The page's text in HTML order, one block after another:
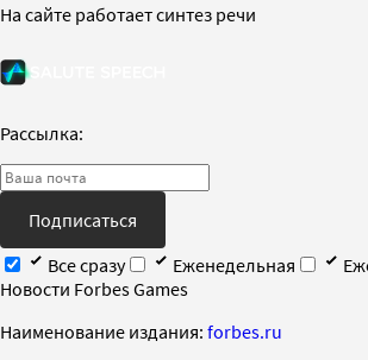
На сайте работает синтез речи
Рассылка:
Подписаться
Все сразу
Еженедельная
Новости Forbes Games
Наименование издания: forbes.ru